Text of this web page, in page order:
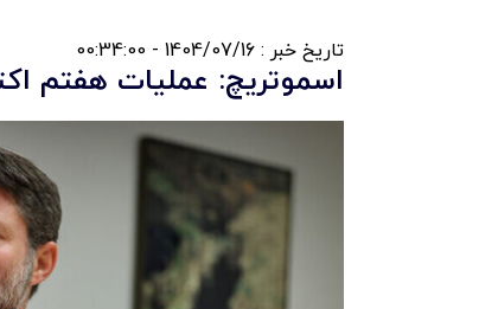
تاریخ خبر : 1404/07/16 - 00:34:00
اسموتریچ: عملیات هفتم